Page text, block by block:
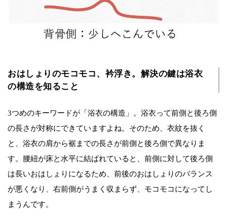
おはしょりのモコモコ、衿浮き。解決の鍵は浴衣
の構造を知ること
3つめのキーワードが「浴衣の構造」。浴衣って前側と後ろ側
の長さが対称にできていますよね。そのため、衣紋を抜く
と、浴衣の肩から裾までの長さが前側と後ろ側で異なりま
す。腰紐が床と水平に結ばれていると、前側に対して後ろ側
は長いおはしょりになるため、前後のおはしょりのバランス
が悪くなり、右前側がうまく収まらず、モコモコになってし
まうんです。